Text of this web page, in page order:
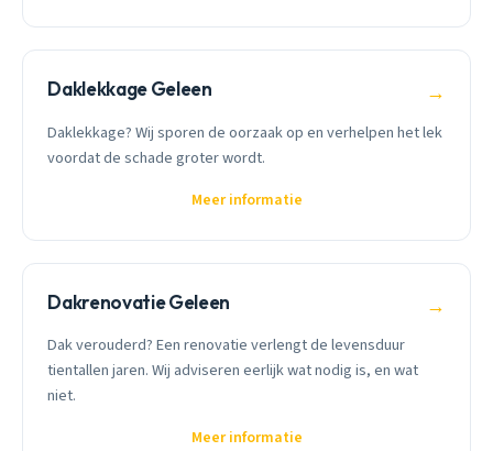
Daklekkage Geleen →
Daklekkage? Wij sporen de oorzaak op en verhelpen het lek
voordat de schade groter wordt.
Meer informatie
Dakrenovatie Geleen →
Dak verouderd? Een renovatie verlengt de levensduur
tientallen jaren. Wij adviseren eerlijk wat nodig is, en wat
niet.
Meer informatie